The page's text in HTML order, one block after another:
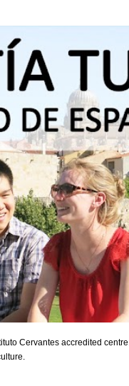
Cervantes accredited